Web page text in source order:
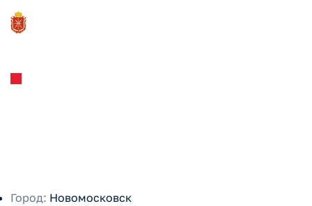
Город: Новомосковск